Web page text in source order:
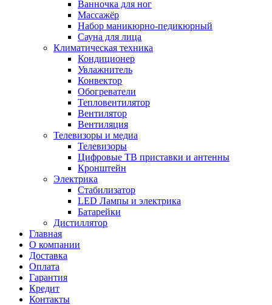
Ванночка для ног
Массажёр
Набор маникюрно-педикюрный
Сауна для лица
Климатическая техника
Кондиционер
Увлажнитель
Конвектор
Обогреватели
Тепловентилятор
Вентилятор
Вентиляция
Телевизоры и медиа
Телевизоры
Цифровые ТВ приставки и антенны
Кронштейн
Электрика
Стабилизатор
LED Лампы и электрика
Батарейки
Дистиллятор
Главная
О компании
Доставка
Оплата
Гарантия
Кредит
Контакты